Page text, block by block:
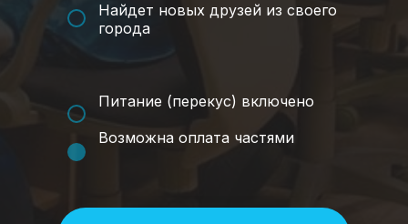
Найдет новых друзей из своего
города
Питание (перекус) включено
Возможна оплата частями